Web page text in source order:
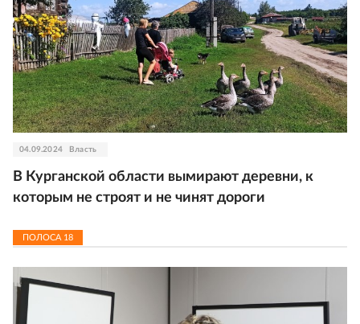
04.09.2024 Власть
В Курганской области вымирают деревни, к
которым не строят и не чинят дороги
ПОЛОСА 18